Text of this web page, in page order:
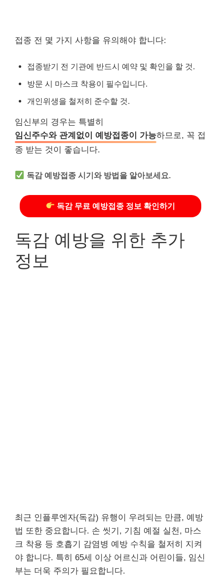
접종 전 몇 가지 사항을 유의해야 합니다:
접종받기 전 기관에 반드시 예약 및 확인을 할 것.
방문 시 마스크 착용이 필수입니다.
개인위생을 철저히 준수할 것.
임신부의 경우는 특별히
임신주수와 관계없이 예방접종이 가능하므로, 꼭 접
종 받는 것이 좋습니다.
독감 예방접종 시기와 방법을 알아보세요.
독감 무료 예방접종 정보 확인하기
독감 예방을 위한 추가
정보
최근 인플루엔자(독감) 유행이 우려되는 만큼, 예방
법 또한 중요합니다. 손 씻기, 기침 예절 실천, 마스
크 착용 등 호흡기 감염병 예방 수칙을 철저히 지켜
야 합니다. 특히 65세 이상 어르신과 어린이들, 임신
부는 더욱 주의가 필요합니다.